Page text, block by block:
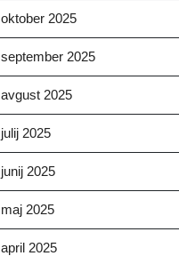
oktober 2025
september 2025
avgust 2025
julij 2025
junij 2025
maj 2025
april 2025